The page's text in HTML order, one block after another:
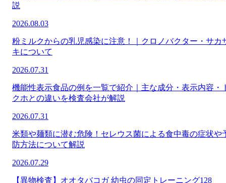
説
2026.08.03
粉ミルクからの乳児感染に注意！｜クロノバクター・サカ
キについて
2026.07.31
機能性表示食品の例を一覧で紹介｜主な成分・表示内容・
クホとの違いを検査会社が解説
2026.07.31
米類や麺類に潜む危険！セレウス菌による食中毒の症状や
防方法について解説
2026.07.29
【異物検査】オオタバコガ 幼虫の同定トレーニング128